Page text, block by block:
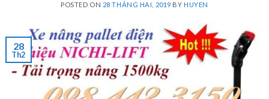
POSTED ON 28 THÁNG HAI, 2019 BYHUYEN
28
Th2